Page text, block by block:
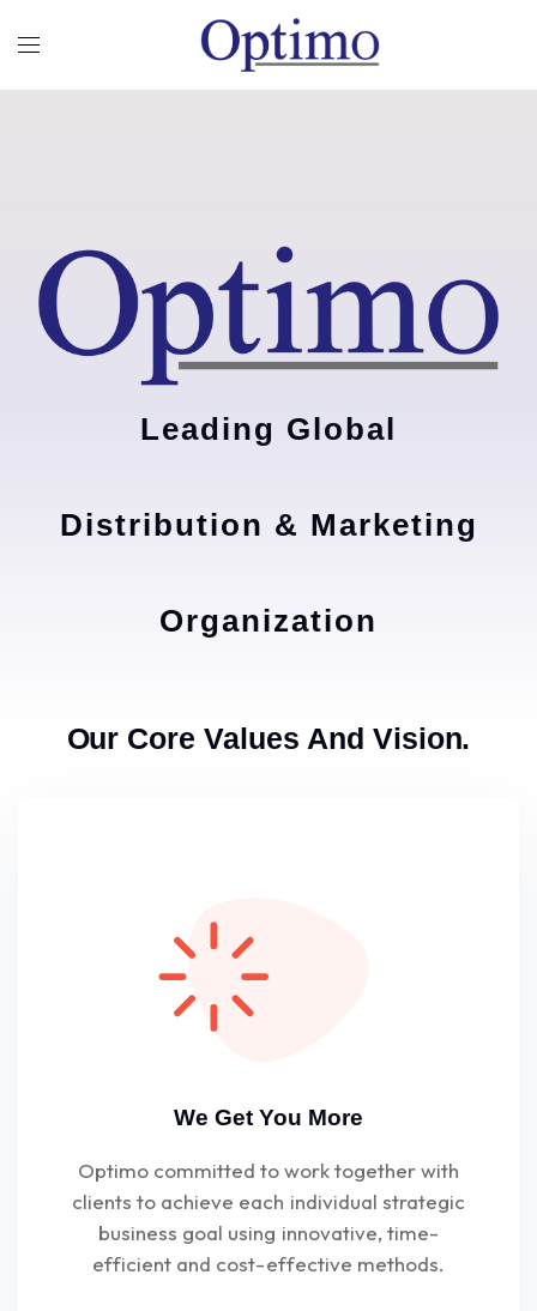
Leading Global
Distribution & Marketing
Organization
Our Core Values And Vision.
We Get You More
Optimo committed to work together with
clients to achieve each individual strategic
business goal using innovative, time-
efficient and cost-effective methods.